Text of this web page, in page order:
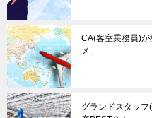
CA(客室乗務員)
メ」
グランドスタッ